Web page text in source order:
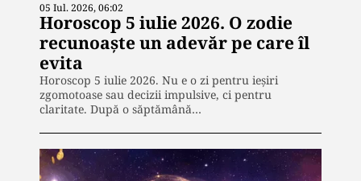
05 Iul. 2026, 06:02
Horoscop 5 iulie 2026. O zodie
recunoaște un adevăr pe care îl
evita
Horoscop 5 iulie 2026. Nu e o zi pentru ieșiri
zgomotoase sau decizii impulsive, ci pentru
claritate. După o săptămână…